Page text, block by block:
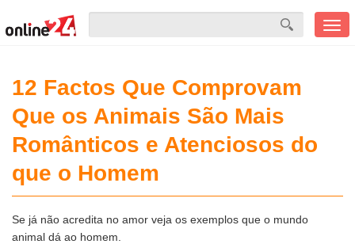
12 Factos Que Comprovam
Que os Animais São Mais
Românticos e Atenciosos do
que o Homem
Se já não acredita no amor veja os exemplos que o mundo
animal dá ao homem.